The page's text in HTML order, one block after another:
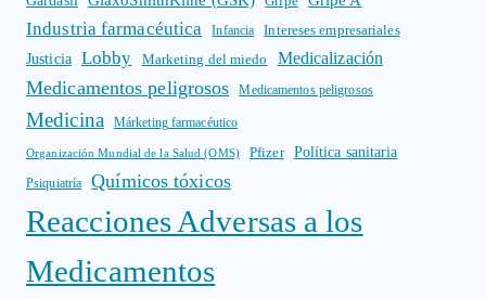
Industria farmacéutica Infancia
Intereses empresariales
Justicia
Lobby Marketing del miedo Medicalización
Medicamentos peligrosos Medicamentos peligrosos
Medicina Márketing farmacéutico
Organización Mundial de la Salud (OMS) Pfizer Política sanitaria
Psiquiatría Químicos tóxicos
Reacciones Adversas a los
Medicamentos